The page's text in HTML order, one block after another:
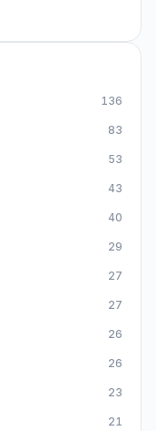
136
83
53
43
40
29
27
27
26
26
23
21